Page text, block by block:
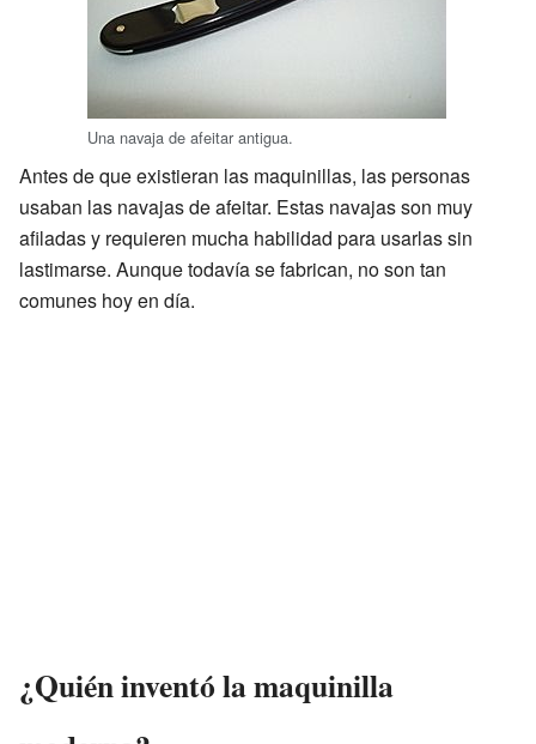
Una navaja de afeitar antigua.
Antes de que existieran las maquinillas, las personas
usaban las navajas de afeitar. Estas navajas son muy
afiladas y requieren mucha habilidad para usarlas sin
lastimarse. Aunque todavía se fabrican, no son tan
comunes hoy en día.
¿Quién inventó la maquinilla